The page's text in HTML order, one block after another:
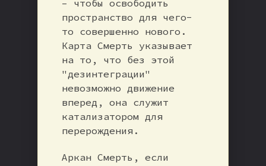
– чтобы освободить
пространство для чего-
то совершенно нового.
Карта Смерть указывает
на то, что без этой
"дезинтеграции"
невозможно движение
вперед, она служит
катализатором для
перерождения.
Аркан Смерть, если